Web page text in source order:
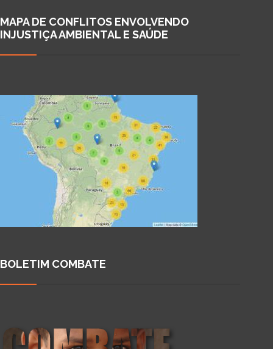
MAPA DE CONFLITOS ENVOLVENDO
INJUSTIÇA AMBIENTAL E SAÚDE
BOLETIM COMBATE